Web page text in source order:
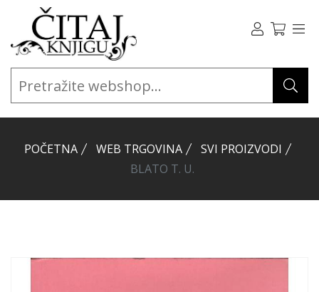
POČETNA WEB TRGOVINA
SVI PROIZVODI
BLATO T. U.